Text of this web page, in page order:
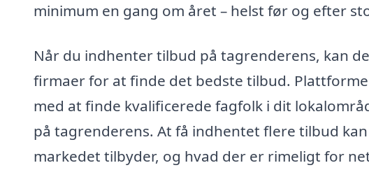
minimum en gang om året – helst før og efter
Når du indhenter tilbud på tagrenderens, kan
firmaer for at finde det bedste tilbud.
med at finde kvalificerede fagfolk i dit
på tagrenderens. At få indhentet flere tilbud
markedet tilbyder, og hvad der er rimeligt for